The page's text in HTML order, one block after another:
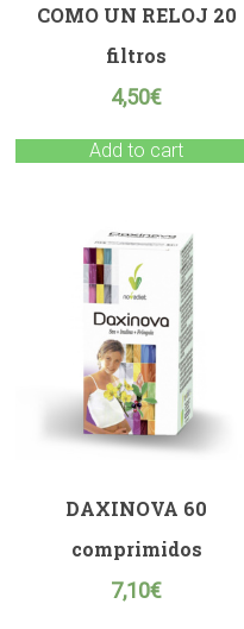
COMO UN RELOJ 20
filtros
4,50€
Add to cart
DAXINOVA 60
comprimidos
7,10€